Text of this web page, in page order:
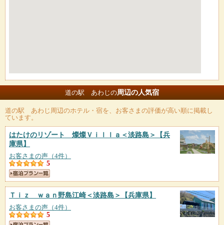
道の駅 あわじの周辺の人気宿
道の駅 あわじ 周辺のホテル・宿を、お客さまの評価が高い順に掲載し
ています。
はたけのリゾート 燦燦Ｖｉｌｌａ＜淡路島＞
【兵
庫県】
お客さまの声（4件）
5
Ｔｉｚ ｗａｎ野島江崎＜淡路島＞ 【兵庫県】
お客さまの声（4件）
5